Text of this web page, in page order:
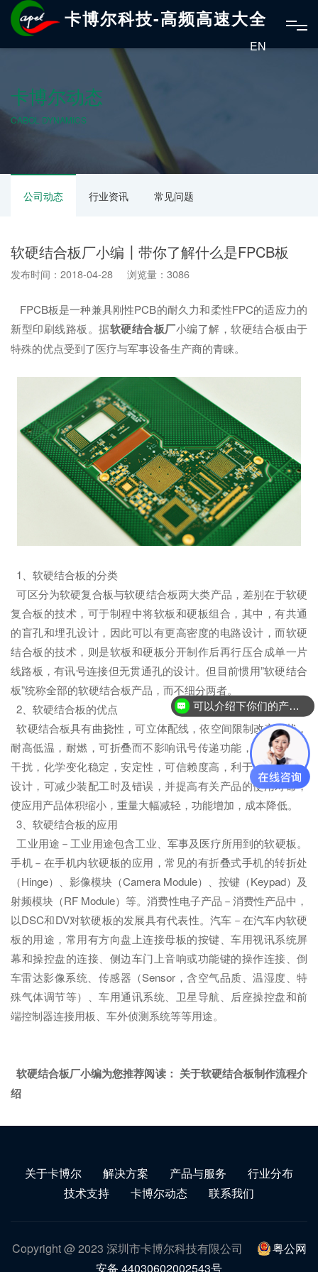
卡博尔科技-高频高速大全
EN
卡博尔动态
CABOL DYNAMICS
公司动态 行业资讯 常见问题
软硬结合板厂小编┃带你了解什么是FPCB板
发布时间：2018-04-28 浏览量：3086
FPCB板是一种兼具刚性PCB的耐久力和柔性FPC的适应力的
新型印刷线路板。据软硬结合板厂小编了解，软硬结合板由于
特殊的优点受到了医疗与军事设备生产商的青睐。
1、软硬结合板的分类
可区分为软硬复合板与软硬结合板两大类产品，差别在于软硬
复合板的技术，可于制程中将软板和硬板组合，其中，有共通
的盲孔和埋孔设计，因此可以有更高密度的电路设计，而软硬
结合板的技术，则是软板和硬板分开制作后再行压合成单一片
线路板，有讯号连接但无贯通孔的设计。但目前惯用”软硬结合
板”统称全部的软硬结合板产品，而不细分两者。
2、软硬结合板的优点
软硬结合板具有曲挠性，可立体配线，依空间限制改变形状，
耐高低温，耐燃，可折叠而不影响讯号传递功能，可防止静电
干扰，化学变化稳定，安定性，可信赖度高，利于相关产品的
设计，可减少装配工时及错误，并提高有关产品的使用寿命，
使应用产品体积缩小，重量大幅减轻，功能增加，成本降低。
3、软硬结合板的应用
工业用途－工业用途包含工业、军事及医疗所用到的软硬板。
手机－在手机内软硬板的应用，常见的有折叠式手机的转折处
（Hinge）、影像模块（Camera Module）、按键（Keypad）及
射频模块（RF Module）等。消费性电子产品－消费性产品中，
以DSC和DV对软硬板的发展具有代表性。汽车－在汽车内软硬
板的用途，常用有方向盘上连接母板的按键、车用视讯系统屏
幕和操控盘的连接、侧边车门上音响或功能键的操作连接、倒
车雷达影像系统、传感器（Sensor，含空气品质、温湿度、特
殊气体调节等）、车用通讯系统、卫星导航、后座操控盘和前
端控制器连接用板、车外侦测系统等等用途。
软硬结合板厂小编为您推荐阅读： 关于软硬结合板制作流程介
绍
关于卡博尔 解决方案 产品与服务
行业分布
技术支持
卡博尔动态 联系我们
Copyright @ 2023 深圳市卡博尔科技有限公司
粤公网
安备 44030602002543号
可以介绍下你们的产品么？